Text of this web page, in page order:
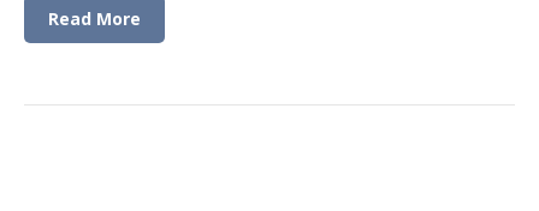
Read More